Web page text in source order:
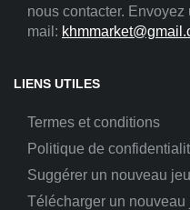
nous contacter.
mail:
LIENS UTILES
Termes et conditions
Politique de
Suggérer un nouveau jeu
Télécharger un nouveau